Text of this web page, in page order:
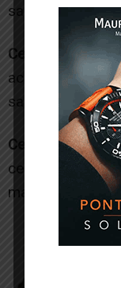
sano y delicioso.
Cebolla cocida.
acompañe
saludable!
Cebolla
cebolla en
manjar más que